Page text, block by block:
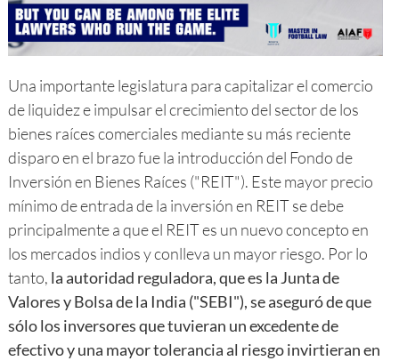
Una importante legislatura para capitalizar el comercio
de liquidez e impulsar el crecimiento del sector de los
bienes raíces comerciales mediante su más reciente
disparo en el brazo fue la introducción del Fondo de
Inversión en Bienes Raíces ("REIT"). Este mayor precio
mínimo de entrada de la inversión en REIT se debe
principalmente a que el REIT es un nuevo concepto en
los mercados indios y conlleva un mayor riesgo. Por lo
tanto, la autoridad reguladora, que es la Junta de
Valores y Bolsa de la India ("SEBI"), se aseguró de que
sólo los inversores que tuvieran un excedente de
efectivo y una mayor tolerancia al riesgo invirtieran en